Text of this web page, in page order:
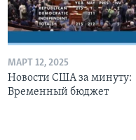
МАРТ 12, 2025
Новости США за минуту:
Временный бюджет